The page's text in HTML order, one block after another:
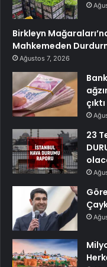
Birkleyn
Mahkemeden
Ağustos 7, 2026
çıktı
23